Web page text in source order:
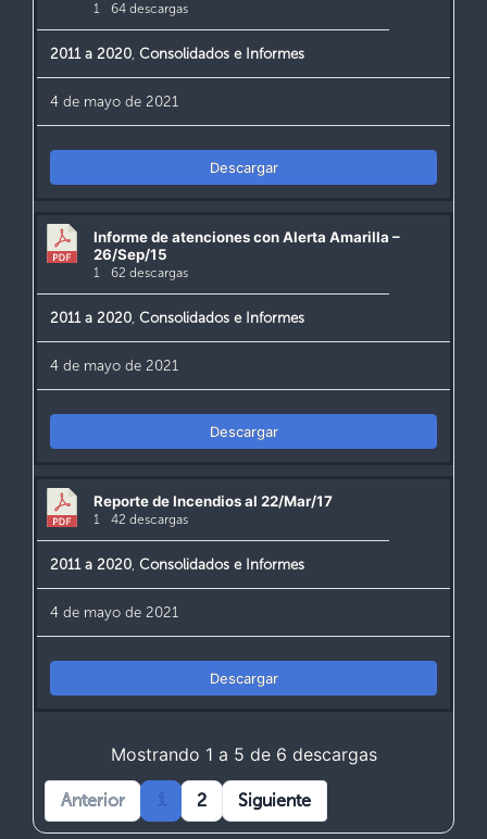
1 64 descargas
2011 a 2020 Consolidados e Informes
4 de mayo de 2021
Descargar
Informe de atenciones con Alerta Amarilla –
26/Sep/15
1 62 descargas
2011 a 2020 Consolidados e Informes
4 de mayo de 2021
Descargar
Reporte de Incendios al 22/Mar/17
1 42 descargas
2011 a 2020 Consolidados e Informes
4 de mayo de 2021
Descargar
Mostrando 1 a 5 de 6 descargas
Anterior 1 2 Siguiente